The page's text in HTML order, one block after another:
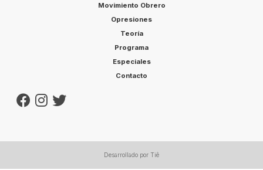
Movimiento Obrero
Opresiones
Teoría
Programa
Especiales
Contacto
Desarrollado por Tiê